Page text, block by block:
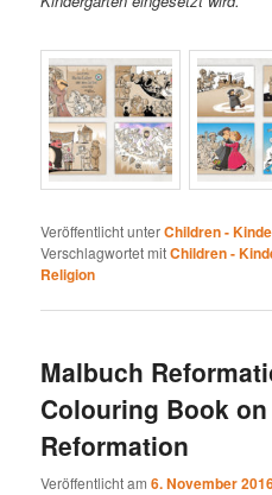
Veröffentlicht unterChildren -
Verschlagwortet mitChildren -
Religion
Malbuch
Colouring Book
Reformation
Veröffentlicht am6. November